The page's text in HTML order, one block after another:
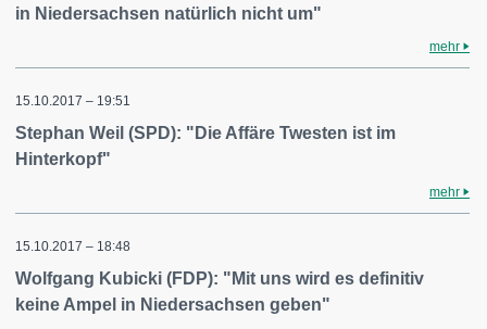
in Niedersachsen natürlich nicht um"
mehr
15.10.2017 – 19:51
Stephan Weil (SPD): "Die Affäre Twesten ist im
Hinterkopf"
mehr
15.10.2017 – 18:48
Wolfgang Kubicki (FDP): "Mit uns wird es definitiv
keine Ampel in Niedersachsen geben"